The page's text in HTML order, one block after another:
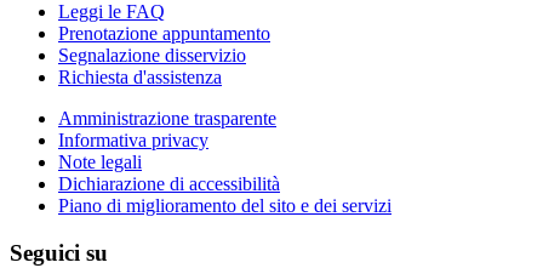
Leggi le FAQ
Prenotazione appuntamento
Segnalazione disservizio
Richiesta d'assistenza
Amministrazione trasparente
Informativa privacy
Note legali
Dichiarazione di accessibilità
Piano di miglioramento del sito e dei servizi
Seguici su